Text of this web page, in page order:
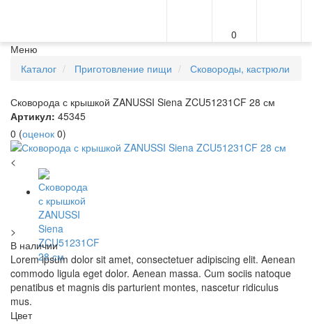
0
Меню
Каталог
Приготовление пищи Сковороды, кастрюли
Сковорода с крышкой ZANUSSI Siena ZCU51231CF 28 см
Артикул: 45345
0 (оценок 0)
<
>
В наличии
Lorem ipsum dolor sit amet, consectetuer adipiscing elit. Aenean
commodo ligula eget dolor. Aenean massa. Cum sociis natoque
penatibus et magnis dis parturient montes, nascetur ridiculus
mus.
Цвет